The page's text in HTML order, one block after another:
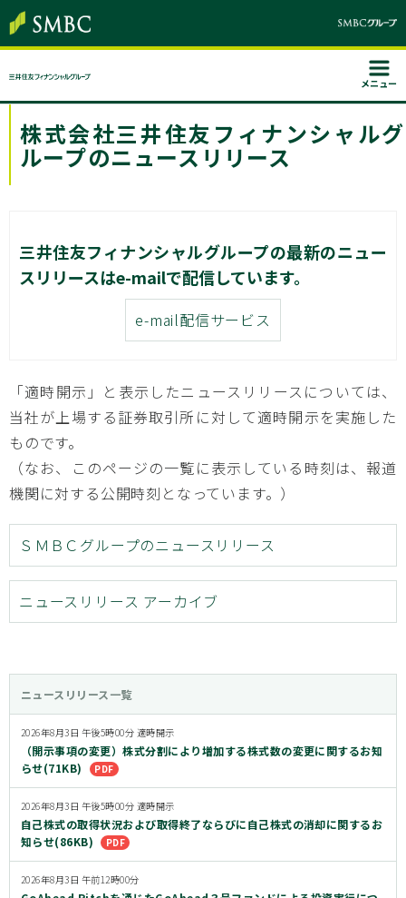
メニュー
株式会社三井住友フィナンシャルグ
ループのニュースリリース
三井住友フィナンシャルグループの最新のニュー
スリリースはe-mailで配信しています。
e-mail配信サービス
「適時開示」と表示したニュースリリースについては、
当社が上場する証券取引所に対して適時開示を実施した
ものです。
（なお、このページの一覧に表示している時刻は、報道
機関に対する公開時刻となっています。）
ＳＭＢＣグループのニュースリリース
ニュースリリース アーカイブ
ニュースリリース一覧
2026年8月3日 午後5時00分 適時開示
（開示事項の変更）株式分割により増加する株式数の変更に関するお知
らせ(71KB)
2026年8月3日 午後5時00分 適時開示
自己株式の取得状況および取得終了ならびに自己株式の消却に関するお
知らせ(86KB)
2026年8月3日 午前12時00分